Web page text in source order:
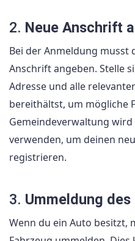
2. Neue Anschrift
Bei der Anmeldung musst
Anschrift angeben. Stelle
Adresse und alle
bereithältst, um mögliche
Gemeindeverwaltung
verwenden, um deinen
registrieren.
3. Ummeldung
Wenn du ein Auto besitzt,